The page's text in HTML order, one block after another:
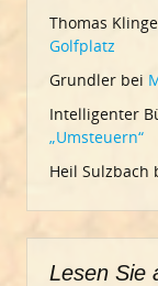
Thomas
Golfplatz
Grundler bei
Intelligenter
„Umsteuern“
Heil Sulzbach
Lesen Sie